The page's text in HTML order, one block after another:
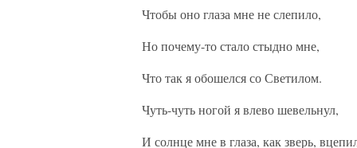
Чтобы оно глаза мне не слепило,
Но почему-то стало стыдно мне,
Что так я обошелся со Светилом.
Чуть-чуть ногой я влево шевельнул,
И солнце мне в глаза, как зверь,